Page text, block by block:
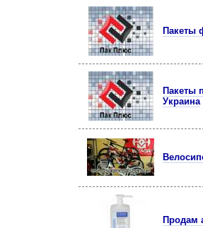
Пакеты
Пакеты
Украина
Продам